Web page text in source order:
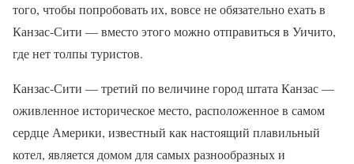
того, чтобы попробовать их, вовсе не обязательно ехать в
Канзас-Сити — вместо этого можно отправиться в Уичито,
где нет толпы туристов.
Канзас-Сити — третий по величине город штата Канзас —
оживленное историческое место, расположенное в самом
сердце Америки, известный как настоящий плавильный
котел, является домом для самых разнообразных и